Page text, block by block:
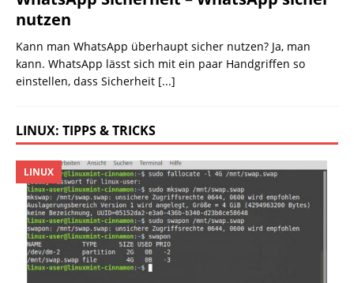
nutzen
Kann man WhatsApp überhaupt sicher nutzen? Ja, man
kann. WhatsApp lässt sich mit ein paar Handgriffen so
einstellen, dass Sicherheit [...]
LINUX: TIPPS & TRICKS
LINUX